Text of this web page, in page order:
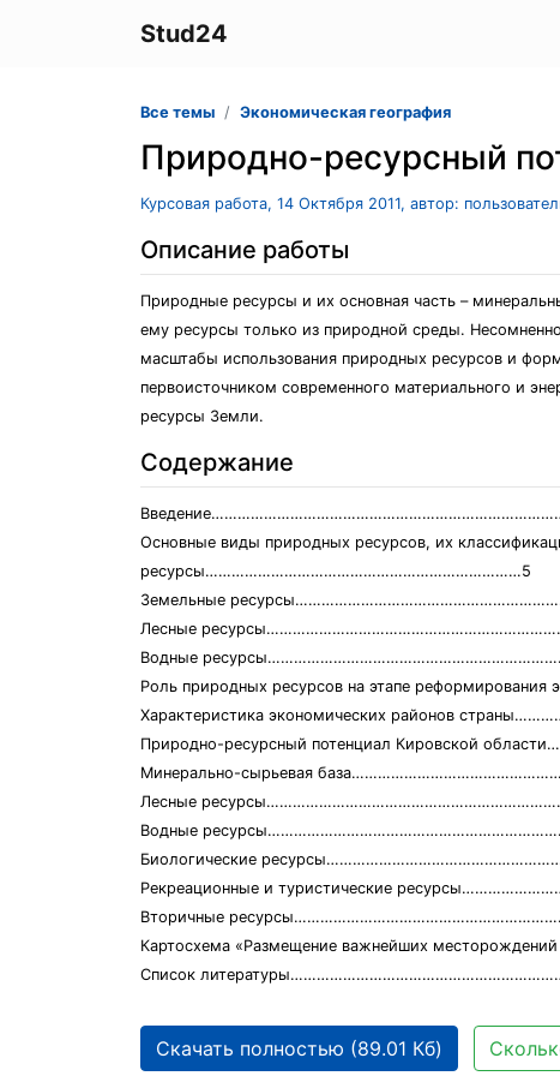
Stud24
Все темы Экономическая география
Природно-ресурсный
Курсовая работа, 14 Октября 2011, автор:
Описание работы
Природные ресурсы и их основная часть –
ему ресурсы только из природной среды.
масштабы использования природных ресурсов и
первоисточником современного материального и
ресурсы Земли.
Содержание
Основные виды природных ресурсов, их
ресурсы………………………………………………………………5
Земельные
Лесные
Водные
Роль природных ресурсов на этапе
Характеристика экономических районов
Природно-ресурсный потенциал Кировской
Минерально-сырьевая
Лесные
Водные
Биологические
Рекреационные и туристические
Вторичные
Картосхема «Размещение важнейших
Список
Скачать полностью (89.01 Кб)